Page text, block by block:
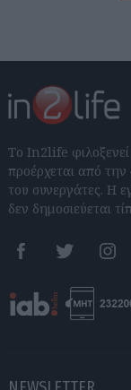
Το In2life
προέρχεται από την
του συνεργάτες. Η
δεν δημοσιεύεται
FacebookTwitter